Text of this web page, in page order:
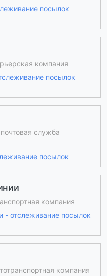
посылок
компания
посылок
служба
посылок
компания
- отслеживание посылок
компания